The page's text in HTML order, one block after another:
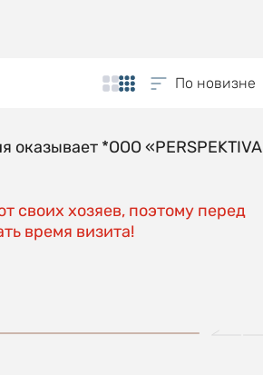
По новизне
*OOO «PERSPEKTIVA
своих хозяев, поэтому перед
время визита!